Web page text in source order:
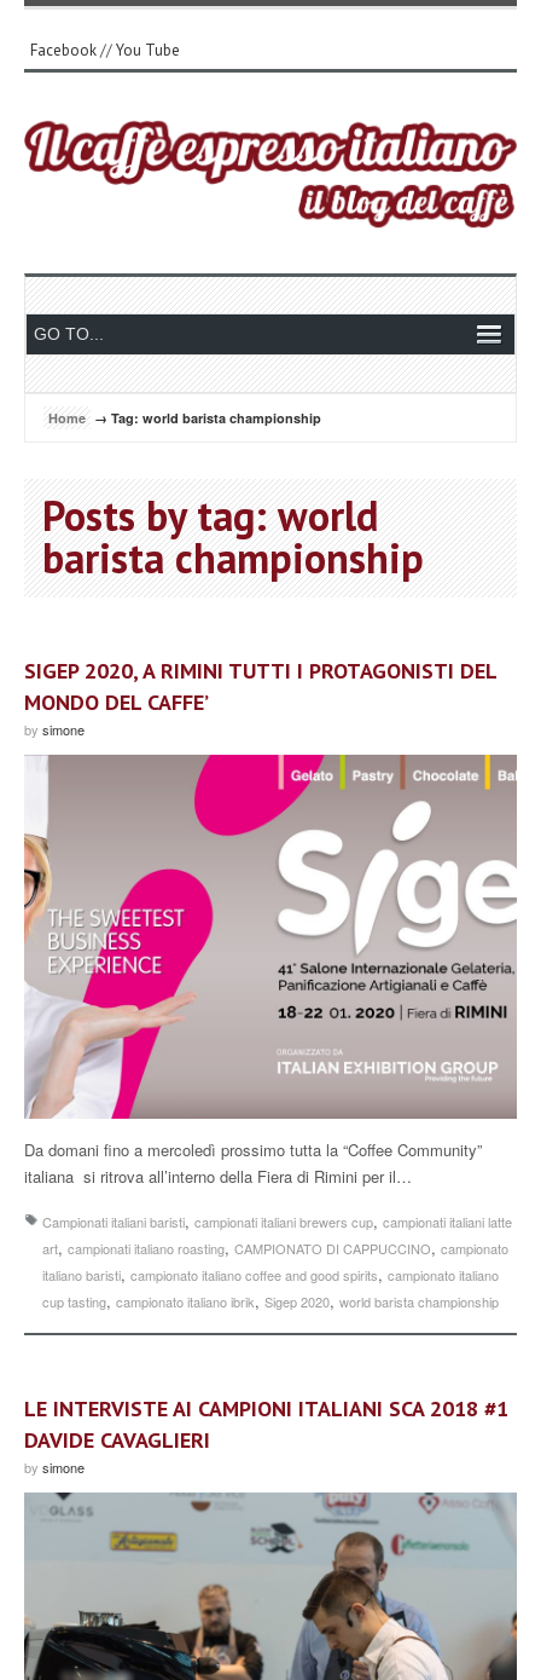
Facebook//You Tube
Home → Tag: world barista championship
Posts by tag: world
barista championship
SIGEP 2020, A RIMINI TUTTI I PROTAGONISTI DEL
MONDO DEL CAFFE’
by simone
Da domani fino a mercoledì prossimo tutta la “Coffee Community”
italiana si ritrova all’interno della Fiera di Rimini per il…
Campionati italiani baristi, campionati italiani brewers cup, campionati italiani latte
art, campionati italiano roasting, CAMPIONATO DI CAPPUCCINO, campionato
italiano baristi, campionato italiano coffee and good spirits, campionato italiano
cup tasting, campionato italiano ibrik, Sigep 2020, world barista championship
LE INTERVISTE AI CAMPIONI ITALIANI SCA 2018 #1
DAVIDE CAVAGLIERI
by simone